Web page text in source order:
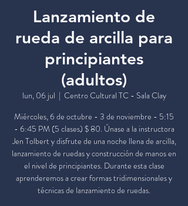
Lanzamiento de
rueda de arcilla para
principiantes
(adultos)
lun, 06 jul
  |
Centro Cultural TC - Sala Clay
Miércoles, 6 de octubre - 3 de noviembre - 5:15
- 6:45 PM (5 clases) $ 80. Únase a la instructora
Jen Tolbert y disfrute de una noche llena de arcilla,
lanzamiento de ruedas y construcción de manos en
el nivel de principiantes. Durante esta clase
aprenderemos a crear formas tridimensionales y
técnicas de lanzamiento de ruedas.